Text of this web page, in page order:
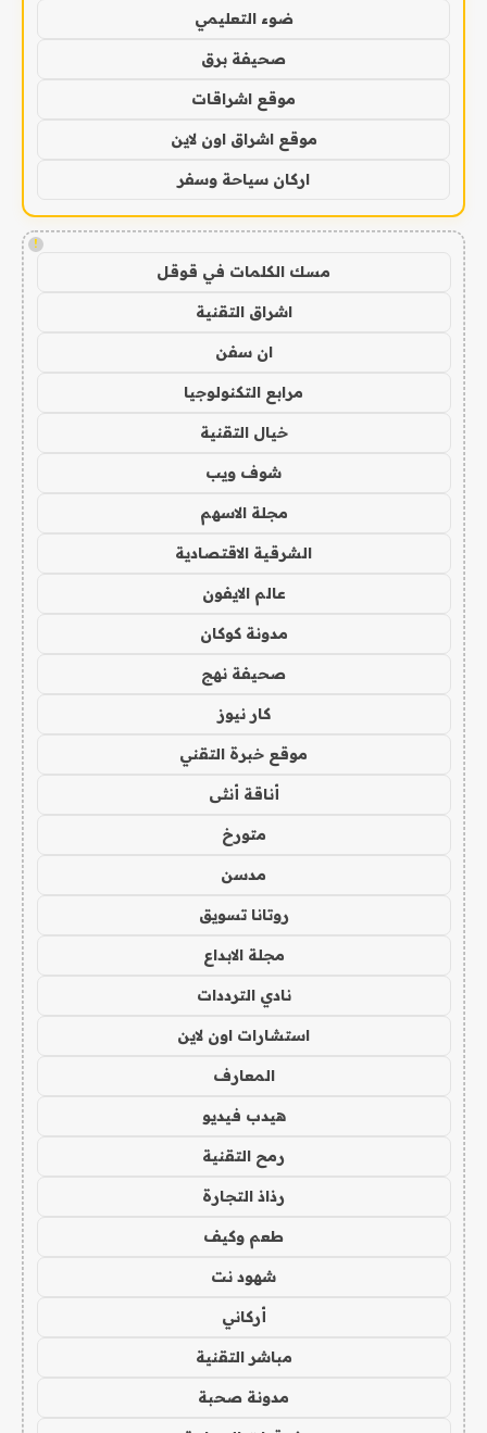
ضوء التعليمي
صحيفة برق
موقع اشراقات
موقع اشراق اون لاين
اركان سياحة وسفر
!
مسك الكلمات في قوقل
اشراق التقنية
ان سفن
مرابع التكنولوجيا
خيال التقنية
شوف ويب
مجلة الاسهم
الشرقية الاقتصادية
عالم الايفون
مدونة كوكان
صحيفة نهج
كار نيوز
موقع خبرة التقني
أناقة أنثى
متورخ
مدسن
روتانا تسويق
مجلة الابداع
نادي الترددات
استشارات اون لاين
المعارف
هيدب فيديو
رمح التقنية
رذاذ التجارة
طعم وكيف
شهود نت
أركاني
مباشر التقنية
مدونة صحبة